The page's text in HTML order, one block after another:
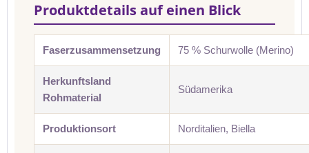
Produktdetails auf einen Blick
Faserzusammensetzung 75 % Schurwolle (Merino)
Herkunftsland
Rohmaterial
Südamerika
Produktionsort Norditalien, Biella